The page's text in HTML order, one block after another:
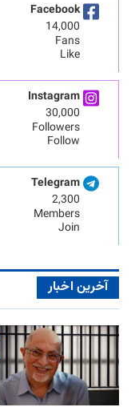
Facebook
14,000
Fans
Like
Instagram
30,000
Followers
Follow
Telegram
2,300
Members
Join
آخرین اخبار